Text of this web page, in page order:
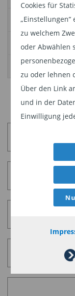
Cookies für
„Einstellungen“
zu welchem
oder Abwählen
zu oder lehnen
Über den Link
und in der
Einwilligung
Consorsbank
ebase